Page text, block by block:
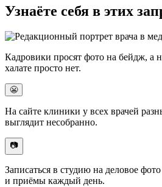
Узнаёте себя в этих
Кадровики просят фото на бейдж, а
халате просто нет.
😬
На сайте клиники у всех врачей
выглядит несобранно.
📷
Записаться в студию на деловое фото
и приёмы каждый день.